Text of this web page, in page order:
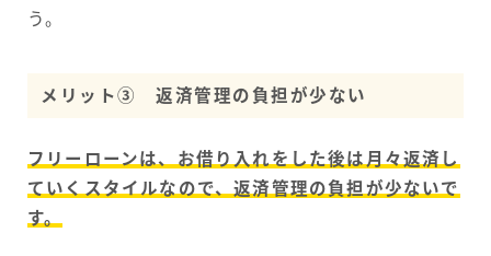
う。
メリット③ 返済管理の負担が少ない
フリーローンは、お借り入れをした後は月々返済し
ていくスタイルなので、返済管理の負担が少ないで
す。